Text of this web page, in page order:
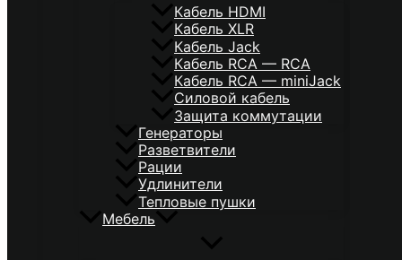
Кабель HDMI
Кабель XLR
Кабель Jack
Кабель RCA — RCA
Кабель RCA — miniJack
Силовой кабель
Защита коммутации
Генераторы
Разветвители
Рации
Удлинители
Тепловые пушки
Мебель